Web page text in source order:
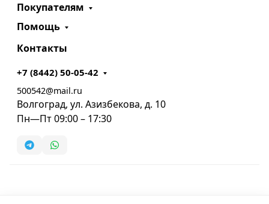
Покупателям
Помощь
Контакты
+7 (8442) 50-05-42
500542@mail.ru
Волгоград, ул. Азизбекова, д. 10
Пн—Пт 09:00 – 17:30